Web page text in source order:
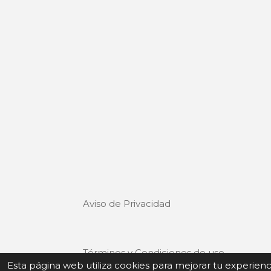
Esta página web utiliza cookies para mejorar tu
Aviso de Privacidad
Términos y Condiciones de uso